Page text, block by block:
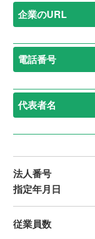
企業のURL
電話番号
代表者名
法人番号
指定年月日
従業員数